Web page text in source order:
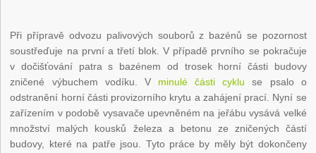
Při přípravě odvozu palivových souborů z bazénů se pozornost
soustřeďuje na první a třetí blok. V případě prvního se pokračuje
v dočišťování patra s bazénem od trosek horní části budovy
zničené výbuchem vodíku. V minulé části cyklu se psalo o
odstranění horní části provizorního krytu a zahájení prací. Nyní se
zařízením v podobě vysavače upevněném na jeřábu vysává velké
množství malých kousků železa a betonu ze zničených částí
budovy, které na patře jsou. Tyto práce by měly být dokončeny